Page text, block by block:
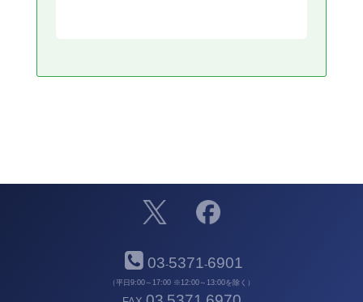
03-5371-6901
（平日9:00～17:00 ※12:00～13:00を除く）